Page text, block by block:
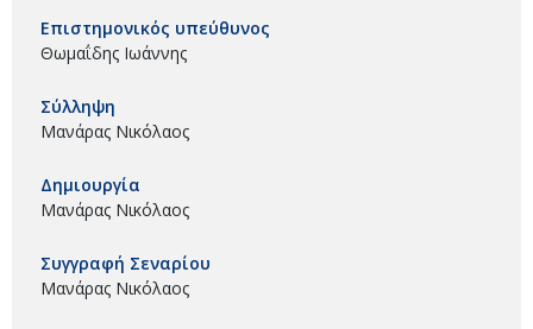
Επιστημονικός υπεύθυνος
Θωμαΐδης Ιωάννης
Σύλληψη
Μανάρας Νικόλαος
Δημιουργία
Μανάρας Νικόλαος
Συγγραφή Σεναρίου
Μανάρας Νικόλαος